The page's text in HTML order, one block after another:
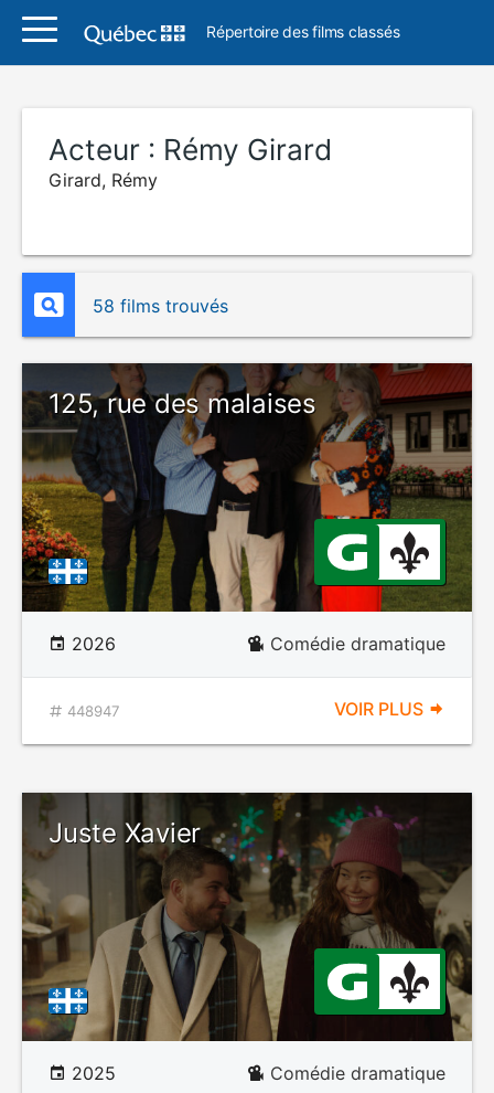
Répertoire des films classés
Acteur : Rémy Girard
Girard, Rémy
58 films trouvés
125, rue des malaises
2026 Comédie dramatique
448947 VOIR PLUS
Juste Xavier
2025 Comédie dramatique